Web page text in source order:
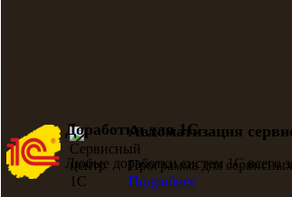
Доработки для 1С
Любые доработки систем 1С всего
Автоматизация
Программа для
Подробнее